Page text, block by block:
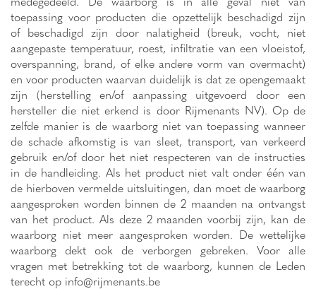
toepassing voor producten die opzettelijk beschadigd zijn
of beschadigd zijn door nalatigheid (breuk, vocht, niet
aangepaste temperatuur, roest, infiltratie van een vloeistof,
overspanning, brand, of elke andere vorm van overmacht)
en voor producten waarvan duidelijk is dat ze opengemaakt
zijn (herstelling en/of aanpassing uitgevoerd door een
hersteller die niet erkend is door Rijmenants NV). Op de
zelfde manier is de waarborg niet van toepassing wanneer
de schade afkomstig is van sleet, transport, van verkeerd
gebruik en/of door het niet respecteren van de instructies
in de handleiding. Als het product niet valt onder één van
de hierboven vermelde uitsluitingen, dan moet de waarborg
aangesproken worden binnen de 2 maanden na ontvangst
van het product. Als deze 2 maanden voorbij zijn, kan de
waarborg niet meer aangesproken worden. De wettelijke
waarborg dekt ook de verborgen gebreken. Voor alle
vragen met betrekking tot de waarborg, kunnen de Leden
terecht op info@rijmenants.be